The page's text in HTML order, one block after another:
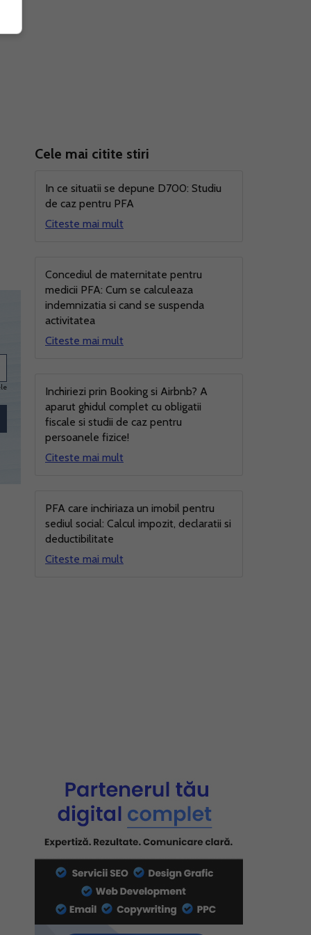
Cele mai citite stiri
In ce situatii se depune D700: Studiu
de caz pentru PFA
Citeste mai mult
Concediul de maternitate pentru
medicii PFA: Cum se calculeaza
indemnizatia si cand se suspenda
activitatea
Citeste mai mult
Inchiriezi prin Booking si Airbnb? A
aparut ghidul complet cu obligatii
fiscale si studii de caz pentru
persoanele fizice!
Citeste mai mult
PFA care inchiriaza un imobil pentru
sediul social: Calcul impozit, declaratii si
deductibilitate
Citeste mai mult